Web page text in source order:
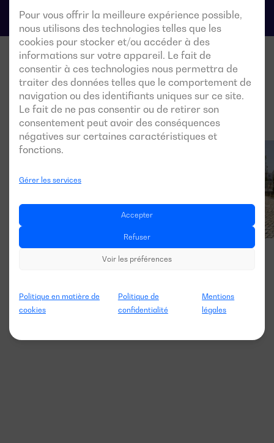
Pour vous offrir la meilleure expérience possible,
nous utilisons des technologies telles que les
cookies pour stocker et/ou accéder à des
informations sur votre appareil. Le fait de
consentir à ces technologies nous permettra de
traiter des données telles que le comportement de
navigation ou des identifiants uniques sur ce site.
Le fait de ne pas consentir ou de retirer son
consentement peut avoir des conséquences
négatives sur certaines caractéristiques et
fonctions.
Gérer les services
Accepter
Refuser
Voir les préférences
Politique en matière de
cookies
Politique de
confidentialité
Mentions
légales